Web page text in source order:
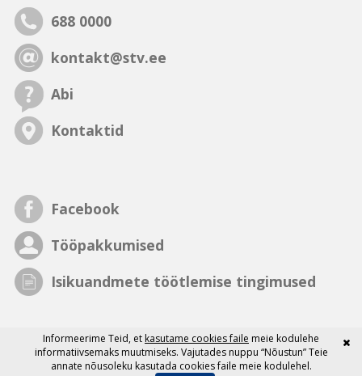
688 0000
kontakt@stv.ee
Abi
Kontaktid
Facebook
Tööpakkumised
Isikuandmete töötlemise tingimused
Informeerime Teid, et kasutame cookies faile meie kodulehe
informatiivsemaks muutmiseks. Vajutades nuppu “Nõustun” Teie
annate nõusoleku kasutada cookies faile meie kodulehel.